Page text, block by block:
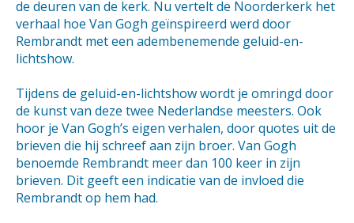
de deuren van de kerk. Nu vertelt de Noorderkerk het
verhaal hoe Van Gogh geïnspireerd werd door
Rembrandt met een adembenemende geluid-en-
lichtshow.
Tijdens de geluid-en-lichtshow wordt je omringd door
de kunst van deze twee Nederlandse meesters. Ook
hoor je Van Gogh’s eigen verhalen, door quotes uit de
brieven die hij schreef aan zijn broer. Van Gogh
benoemde Rembrandt meer dan 100 keer in zijn
brieven. Dit geeft een indicatie van de invloed die
Rembrandt op hem had.